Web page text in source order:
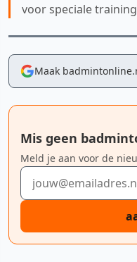
voor speciale
Maak
Mis geen
Meld je aan voor de
E-mailadres